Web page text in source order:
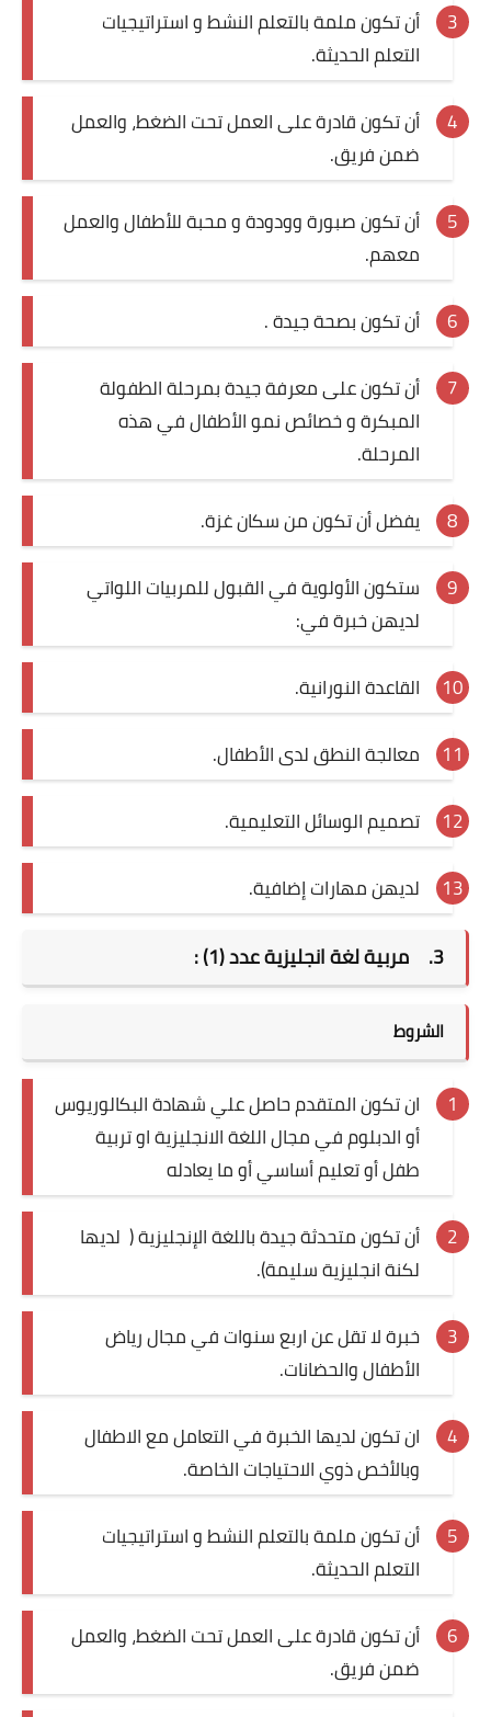
أن تكون ملمة بالتعلم النشط و استراتيجيات
التعلم الحديثة.
أن تكون قادرة على العمل تحت الضغط، والعمل
ضمن فريق.
أن تكون صبورة وودودة و محبة للأطفال والعمل
معهم.
أن تكون بصحة جيدة .
أن تكون على معرفة جيدة بمرحلة الطفولة
المبكرة و خصائص نمو الأطفال في هذه
المرحلة.
يفضل أن تكون من سكان غزة.
ستكون الأولوية في القبول للمربيات اللواتي
لديهن خبرة في:
القاعدة النورانية.
معالجة النطق لدى الأطفال.
تصميم الوسائل التعليمية.
لديهن مهارات إضافية.
3. مربية لغة انجليزية عدد (1) :
الشروط
ان تكون المتقدم حاصل علي شهادة البكالوريوس
أو الدبلوم في مجال اللغة الانجليزية او تربية
طفل أو تعليم أساسي أو ما يعادله
أن تكون متحدثة جيدة باللغة الإنجليزية ( لديها
لكنة انجليزية سليمة).
خبرة لا تقل عن اربع سنوات في مجال رياض
الأطفال والحضانات.
ان تكون لديها الخبرة في التعامل مع الاطفال
وبالأخص ذوي الاحتياجات الخاصة.
أن تكون ملمة بالتعلم النشط و استراتيجيات
التعلم الحديثة.
أن تكون قادرة على العمل تحت الضغط، والعمل
ضمن فريق.